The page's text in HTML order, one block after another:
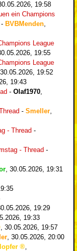
19:58
ein Champions
- BVBMenden
League
19:55
League
30.05.2026, 19:52
19:43
- Olaf1970
- Smeller
- Thread -
- Thread -
30.05.2026, 19:31
19:29
19:33
30.05.2026, 19:57
30.05.2026, 20:00